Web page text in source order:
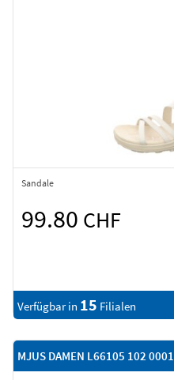
Sandale
99.80 CHF
Verfügbar in 15 Filialen
MJUS DAMEN L66105 102 0001